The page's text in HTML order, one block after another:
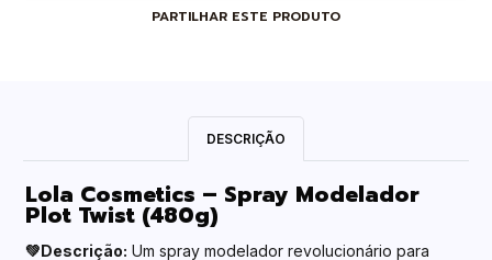
PARTILHAR ESTE PRODUTO
DESCRIÇÃO
Lola Cosmetics – Spray Modelador
Plot Twist (480g)
💚Descrição: Um spray modelador revolucionário para